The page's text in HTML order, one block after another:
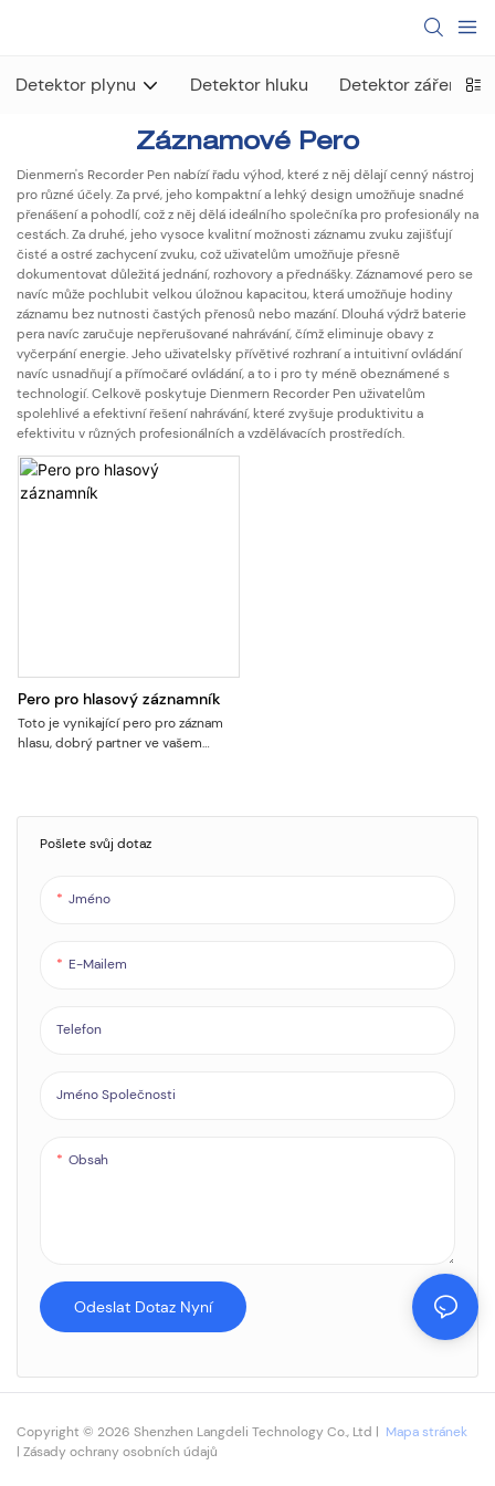
Detektor plynu Detektor hluku Detektor záření
Záznamové Pero
Dienmern's Recorder Pen nabízí řadu výhod, které z něj dělají cenný nástroj
pro různé účely. Za prvé, jeho kompaktní a lehký design umožňuje snadné
přenášení a pohodlí, což z něj dělá ideálního společníka pro profesionály na
cestách. Za druhé, jeho vysoce kvalitní možnosti záznamu zvuku zajišťují
čisté a ostré zachycení zvuku, což uživatelům umožňuje přesně
dokumentovat důležitá jednání, rozhovory a přednášky. Záznamové pero se
navíc může pochlubit velkou úložnou kapacitou, která umožňuje hodiny
záznamu bez nutnosti častých přenosů nebo mazání. Dlouhá výdrž baterie
pera navíc zaručuje nepřerušované nahrávání, čímž eliminuje obavy z
vyčerpání energie. Jeho uživatelsky přívětivé rozhraní a intuitivní ovládání
navíc usnadňují a přímočaré ovládání, a to i pro ty méně obeznámené s
technologií. Celkově poskytuje Dienmern Recorder Pen uživatelům
spolehlivé a efektivní řešení nahrávání, které zvyšuje produktivitu a
efektivitu v různých profesionálních a vzdělávacích prostředích.
Pošlete svůj dotaz
Jméno
E-Mailem
Telefon
Jméno Společnosti
Obsah
Odeslat Dotaz Nyní
Pero pro hlasový záznamník
Toto je vynikající pero pro záznam
hlasu, dobrý partner ve vašem
některých důležitých obchodních
konferencích. Nahrávání jedním
důležitých informací. Nebojte se
Podpora hlasové aktivace. A může
počítače pomocí kabelu USB. Velmi
Copyright © 2026 Shenzhen Langdeli Technology Co., Ltd | Mapa stránek
| Zásady ochrany osobních údajů